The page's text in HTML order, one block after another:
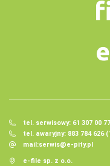
tel. serwisowy: 61 307 00
tel. awaryjny: 883 784 626
mail:serwis@e-pity.pl
e-file sp. z o.o.